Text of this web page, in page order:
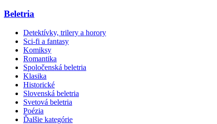
Beletria
Detektívky, trilery a horory
Sci-fi a fantasy
Komiksy
Romantika
Spoločenská beletria
Klasika
Historické
Slovenská beletria
Svetová beletria
Poézia
Ďalšie kategórie